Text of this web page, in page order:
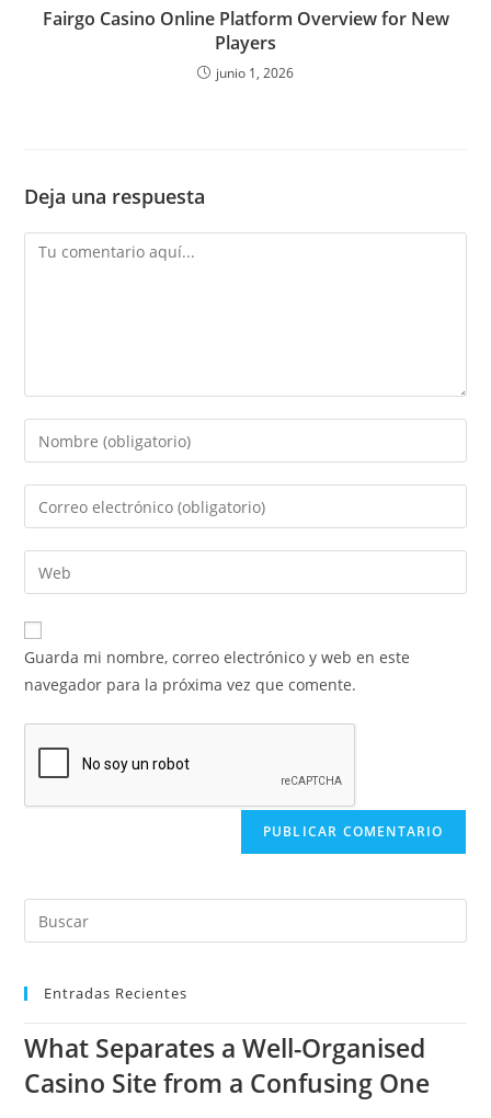
Fairgo Casino Online Platform Overview for New
Players
junio 1, 2026
Deja una respuesta
Guarda mi nombre, correo electrónico y web en este
navegador para la próxima vez que comente.
Entradas Recientes
What Separates a Well-Organised
Casino Site from a Confusing One